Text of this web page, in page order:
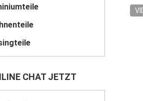
CHAT JETZT